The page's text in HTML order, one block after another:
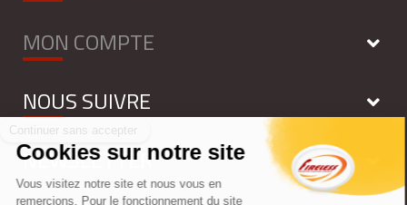
MON COMPTE
NOUS SUIVRE
NEWSLETTER